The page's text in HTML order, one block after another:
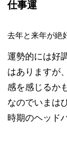
仕事運
去年と来年が絶
運勢的には好
はありますが
感を感じるか
なのでいまは
時期のヘッド